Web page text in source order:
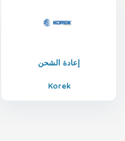
إعادة الشحن
Korek